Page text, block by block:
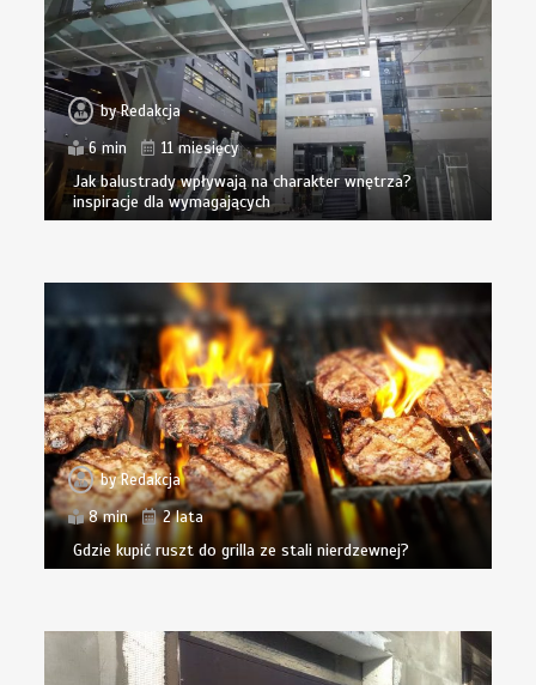
byRedakcja
6 min
11 miesięcy
Jak balustrady wpływają na charakter wnętrza?
inspiracje dla wymagających
byRedakcja
8 min
2 lata
Gdzie kupić ruszt do grilla ze stali nierdzewnej?